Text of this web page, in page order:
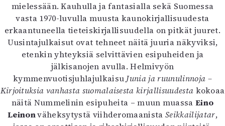
mielessään. Kauhulla ja fantasialla sekä Suomessa
vasta 1970-luvulla muusta kaunokirjallisuudesta
erkaantuneella tieteiskirjallisuudella on pitkät juuret.
Uusintajulkaisut ovat tehneet näitä juuria näkyviksi,
etenkin yhteyksiä selvittävien esipuheiden ja
jälkisanojen avulla. Helmivyön
kymmenvuotisjuhlajulkaisu Junia ja ruunulinnoja –
Kirjoituksia vanhasta suomalaisesta kirjallisuudesta kokoaa
näitä Nummelinin esipuheita – muun muassaEino
Leinonväheksytystä viihderomaanistaSeikkailijatar,